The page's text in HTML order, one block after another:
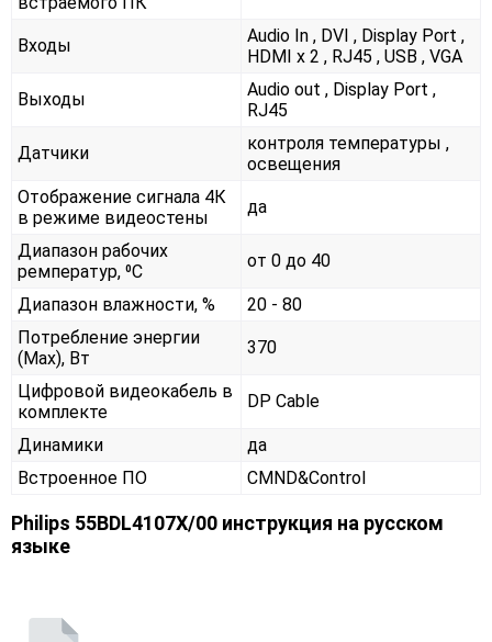
Входы
Audio In , DVI , Display Port ,
HDMI x 2 , RJ45 , USB , VGA
Выходы
Audio out , Display Port ,
RJ45
Датчики
контроля температуры ,
освещения
Отображение сигнала 4К
в режиме видеостены
да
Диапазон рабочих
ремператур, ⁰С
от 0 до 40
Диапазон влажности, %
20 - 80
Потребление энергии
(Max), Вт
370
Цифровой видеокабель в
комплекте
DP Cable
Динамики
да
Встроенное ПО
CMND&Control
Philips 55BDL4107X/00 инструкция на русском
языке